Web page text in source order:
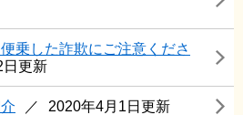
乗した詐欺にご注意くださ
日更新
2020年4月1日更新